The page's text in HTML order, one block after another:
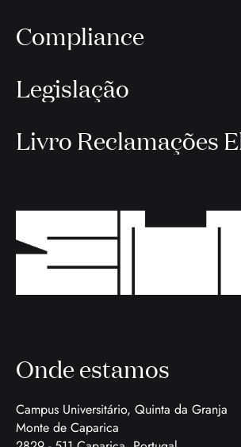
Compliance
Legislação
Livro Reclamações
Onde estamos
Campus Universitário, Quinta da Granja
Monte de Caparica